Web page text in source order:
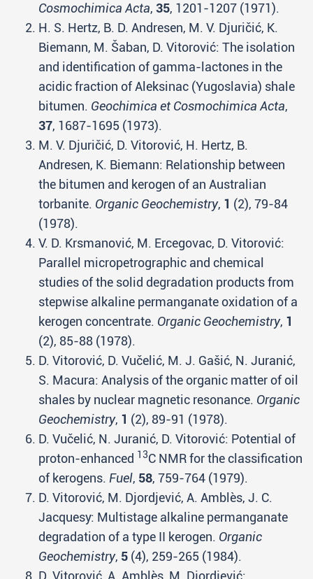
Cosmochimica Acta, 35, 1201-1207 (1971).
H. S. Hertz, B. D. Andresen, M. V. Djuričić, K.
Biemann, M. Šaban, D. Vitorović: The isolation
and identification of gamma-lactones in the
acidic fraction of Aleksinac (Yugoslavia) shale
bitumen. Geochimica et Cosmochimica Acta,
37, 1687-1695 (1973).
M. V. Djuričić, D. Vitorović, H. Hertz, B.
Andresen, K. Biemann: Relationship between
the bitumen and kerogen of an Australian
torbanite. Organic Geochemistry, 1 (2), 79-84
(1978).
V. D. Krsmanović, M. Ercegovac, D. Vitorović:
Parallel micropetrographic and chemical
studies of the solid degradation products from
stepwise alkaline permanganate oxidation of a
kerogen concentrate. Organic Geochemistry, 1
(2), 85-88 (1978).
D. Vitorović, D. Vučelić, M. J. Gašić, N. Juranić,
S. Macura: Analysis of the organic matter of oil
shales by nuclear magnetic resonance. Organic
Geochemistry, 1 (2), 89-91 (1978).
D. Vučelić, N. Juranić, D. Vitorović: Potential of
proton-enhanced 13C NMR for the classification
of kerogens. Fuel, 58, 759-764 (1979).
D. Vitorović, M. Djordjević, A. Amblès, J. C.
Jacquesy: Multistage alkaline permanganate
degradation of a type II kerogen. Organic
Geochemistry, 5 (4), 259-265 (1984).
D. Vitorović, A. Amblès, M. Djordjević: